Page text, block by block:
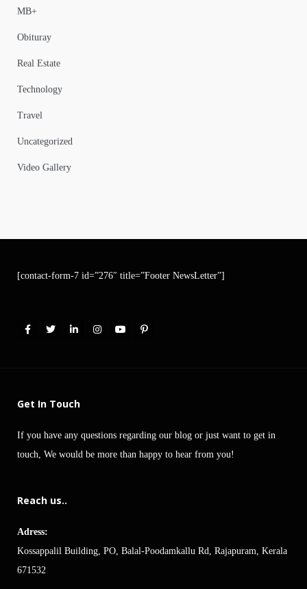
MB+
Obituray
Real Estate
Technology
Travel
Uncategorized
Video Gallery
[contact-form-7 id=”276″ title=”Footer NewsLetter”]
Get In Touch
If you have any questions regarding our blog or just want to get in
touch, We would be more than happy to hear from you!
Reach us..
Adress:
Kossappalil Building, PO, Balal-Poodamkallu Rd, Rajapuram, Kerala
671532